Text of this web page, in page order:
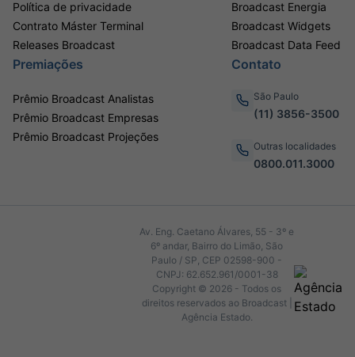
Política de privacidade
Contrato Máster Terminal
Releases Broadcast
Broadcast Energia
Broadcast Widgets
Broadcast Data Feed
Premiações
Prêmio Broadcast Analistas
Prêmio Broadcast Empresas
Prêmio Broadcast Projeções
Contato
São Paulo
(11) 3856-3500
Outras localidades
0800.011.3000
Av. Eng. Caetano Álvares, 55 - 3º e
6º andar, Bairro do Limão, São
Paulo / SP, CEP 02598-900 -
CNPJ: 62.652.961/0001-38
Copyright © 2026 - Todos os
direitos reservados ao Broadcast |
Agência Estado.